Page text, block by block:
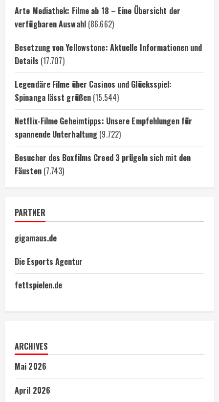
Arte Mediathek: Filme ab 18 – Eine Übersicht der
verfügbaren Auswahl (86.662)
Besetzung von Yellowstone: Aktuelle Informationen und
Details (17.707)
Legendäre Filme über Casinos und Glücksspiel:
Spinanga lässt grüßen (15.544)
Netflix-Filme Geheimtipps: Unsere Empfehlungen für
spannende Unterhaltung (9.722)
Besucher des Boxfilms Creed 3 prügeln sich mit den
Fäusten (7.743)
PARTNER
gigamaus.de
Die Esports Agentur
fettspielen.de
ARCHIVES
Mai 2026
April 2026